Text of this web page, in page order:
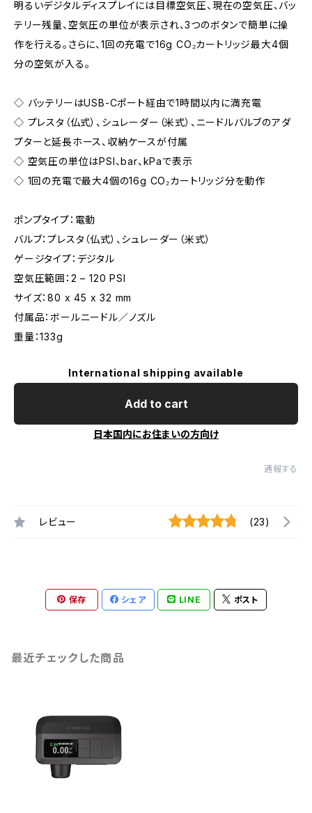
明るいデジタルディスプレイには目標空気圧、現在の空気圧、バッ
テリー残量、空気圧の単位が表示され、3つのボタンで簡単に操
作を行える。さらに、1回の充電で16g CO₂カートリッジ最大4個
分の空気が入る。
◇ バッテリーはUSB-Cポート経由で1時間以内に満充電
◇ プレスタ（仏式）、シュレーダー（米式）、ニードルバルブのアダ
プターと延長ホース、収納ケースが付属
◇ 空気圧の単位はPSI、bar、kPaで表示
◇ 1回の充電で最大4個の16g CO₂カートリッジ分を動作
ポンプタイプ：電動
バルブ：プレスタ（仏式）、シュレーダー（米式）
ゲージタイプ：デジタル
空気圧範囲：2 – 120 PSI
サイズ：80 x 45 x 32 mm
付属品：ボールニードル／ノズル
重量：133g
International shipping available
Add to cart
日本国内にお住まいの方向け
通報する
レビュー (23)
保存 シェア LINE ポスト
最近チェックした商品